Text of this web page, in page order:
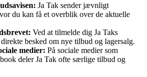
Ja Tak sender jævnligt
du kan få et overblik over de aktuelle
Ved at tilmelde dig Ja Taks
besked om nye tilbud og lagersalg.
medier: På sociale medier som
deler Ja Tak ofte særlige tilbud og